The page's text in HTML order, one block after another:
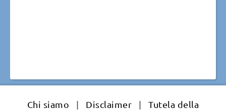
Chi siamo | Disclaimer | Tutela della